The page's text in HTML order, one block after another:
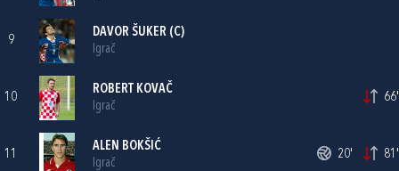
9
DAVOR ŠUKER (C)
Igrač
10
ROBERT KOVAČ
Igrač
66'
11
ALEN BOKŠIĆ
Igrač
20' 81'